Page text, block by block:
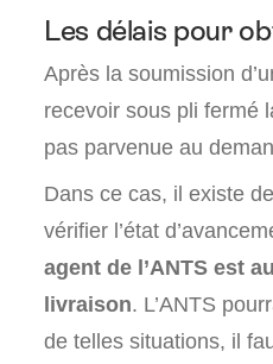
Les délais pour
Après la soumission
recevoir sous pli fermé
pas parvenue au
Dans ce cas, il existe
vérifier l’état
agent de l’ANTS est
livraison. L’ANTS
de telles situations, il